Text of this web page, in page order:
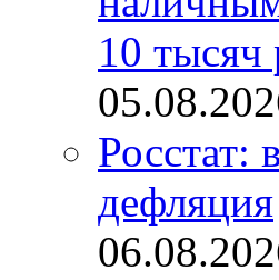
10 тысяч
Росстат:
дефляция